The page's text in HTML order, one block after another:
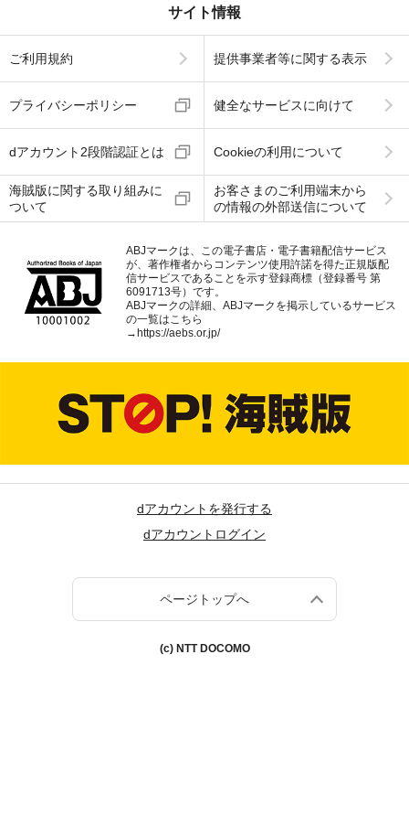
サイト情報
ご利用規約 提供事業者等に関する表示
プライバシーポリシー 健全なサービスに向けて
dアカウント2段階認証とは Cookieの利用について
海賊版に関する取り組みに
ついて
お客さまのご利用端末から
の情報の外部送信について
ABJマークは、この電子書店・電子書籍配信サービス
が、著作権者からコンテンツ使用許諾を得た正規版配
信サービスであることを示す登録商標（登録番号 第
6091713号）です。
ABJマークの詳細、ABJマークを掲示しているサービス
の一覧はこちら
→ https://aebs.or.jp/
dアカウントを発行する
dアカウントログイン
ページトップへ
(c) NTT DOCOMO